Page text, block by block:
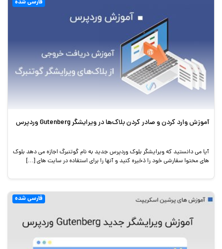
فارسی شده
آموزش وارد کردن و صادر کردن بلاک‌ها در ویرایشگر Gutenberg وردپرس
آیا می دانستید که ویرایشگر بلوک وردپرس جدید به نام گوتنبرگ اجازه می دهد بلوک
های محتوا سفارشی خود را ذخیره کنید و آنها را برای استفاده در سایت های […]
فارسی شده